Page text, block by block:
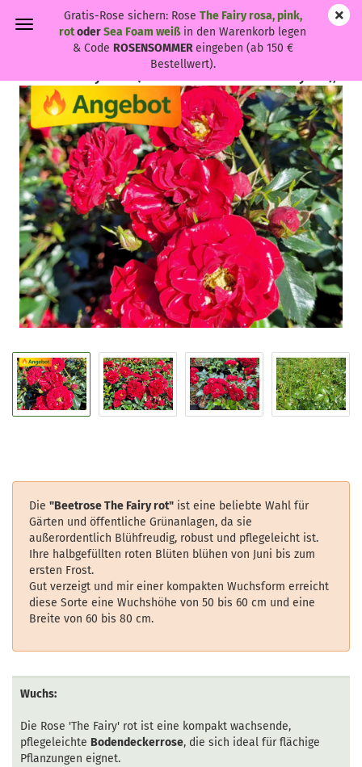
Gratis-Rose sichern: Rose The Fairy rosa, pink,
rotoderSea Foam weißin den Warenkorb legen
& Code ROSENSOMMEReingeben (ab 150 €
Bestellwert).
Die "Beetrose The Fairy rot" ist eine beliebte Wahl für
Gärten und öffentliche Grünanlagen, da sie
außerordentlich Blühfreudig, robust und pflegeleicht ist.
Ihre halbgefüllten roten Blüten blühen von Juni bis zum
ersten Frost.
Gut verzeigt und mir einer kompakten Wuchsform erreicht
diese Sorte eine Wuchshöhe von 50 bis 60 cm und eine
Breite von 60 bis 80 cm.
Wuchs:
Die Rose 'The Fairy' rot ist eine kompakt wachsende,
pflegeleichte Bodendeckerrose, die sich ideal für flächige
Pflanzungen eignet.